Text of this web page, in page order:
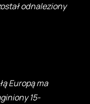
odnaleziony
Europą ma
15-